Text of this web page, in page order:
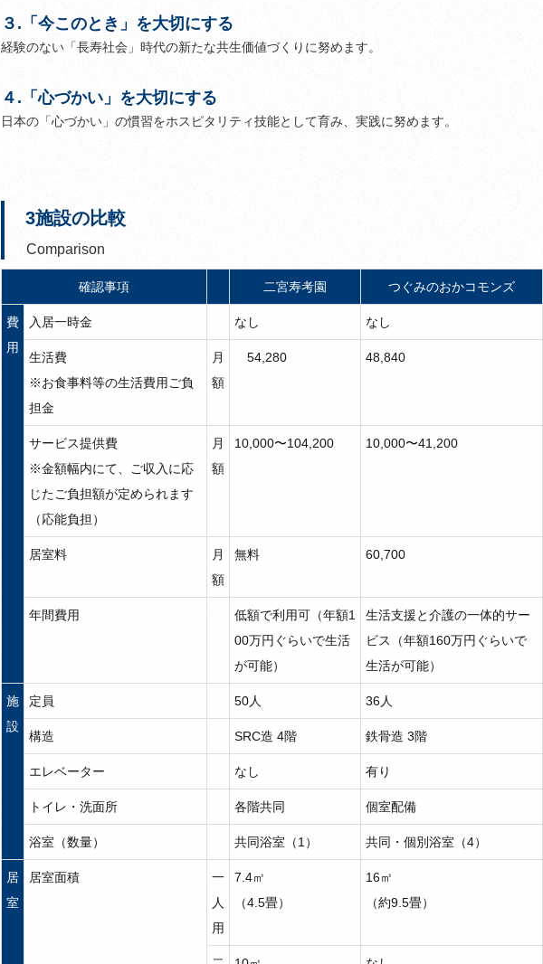
３.「今このとき」を大切にする
経験のない「長寿社会」時代の新たな共生価値づくりに努めます。
４.「心づかい」を大切にする
日本の「心づかい」の慣習をホスピタリティ技能として育み、実践に努めます。
3施設の比較
Comparison
確認事項 二宮寿考園 つぐみのおかコモンズ
費
用
入居一時金 なし なし
生活費
※お食事料等の生活費用ご負
担金
月
額
54,280 48,840
サービス提供費
※金額幅内にて、ご収入に応
じたご負担額が定められます
（応能負担）
月
額
10,000〜104,200 10,000〜41,200
居室料
月
額
無料 60,700
年間費用
低額で利用可（年額1
00万円ぐらいで生活
が可能）
生活支援と介護の一体的サー
ビス（年額160万円ぐらいで
生活が可能）
施
設
定員 50人 36人
構造 SRC造 4階 鉄骨造 3階
エレベーター なし 有り
トイレ・洗面所 各階共同 個室配備
浴室（数量） 共同浴室（1） 共同・個別浴室（4）
居
室
居室面積
一
人
用
7.4㎡
（4.5畳）
16㎡
（約9.5畳）